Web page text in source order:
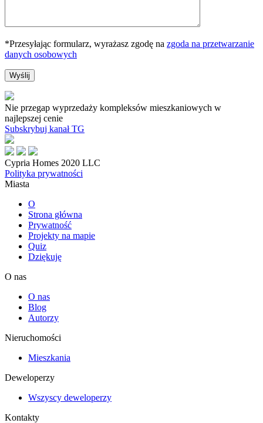
*Przesyłając formularz, wyrażasz zgodę na zgoda na przetwarzanie
danych osobowych
Nie przegap wyprzedaży kompleksów mieszkaniowych w
najlepszej cenie
Subskrybuj kanał TG
Cypria Homes 2020 LLC
Polityka prywatności
Miasta
O
Strona główna
Prywatność
Projekty na mapie
Quiz
Dziękuję
O nas
O nas
Blog
Autorzy
Nieruchomości
Mieszkania
Deweloperzy
Wszyscy deweloperzy
Kontakty